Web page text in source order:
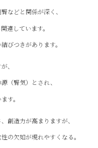
などと関係が深く、
連しています。
びつきがあります。
、
（腎気）とされ、
す。
創造力が高まりますが、
の欠如が現れやすくなる。